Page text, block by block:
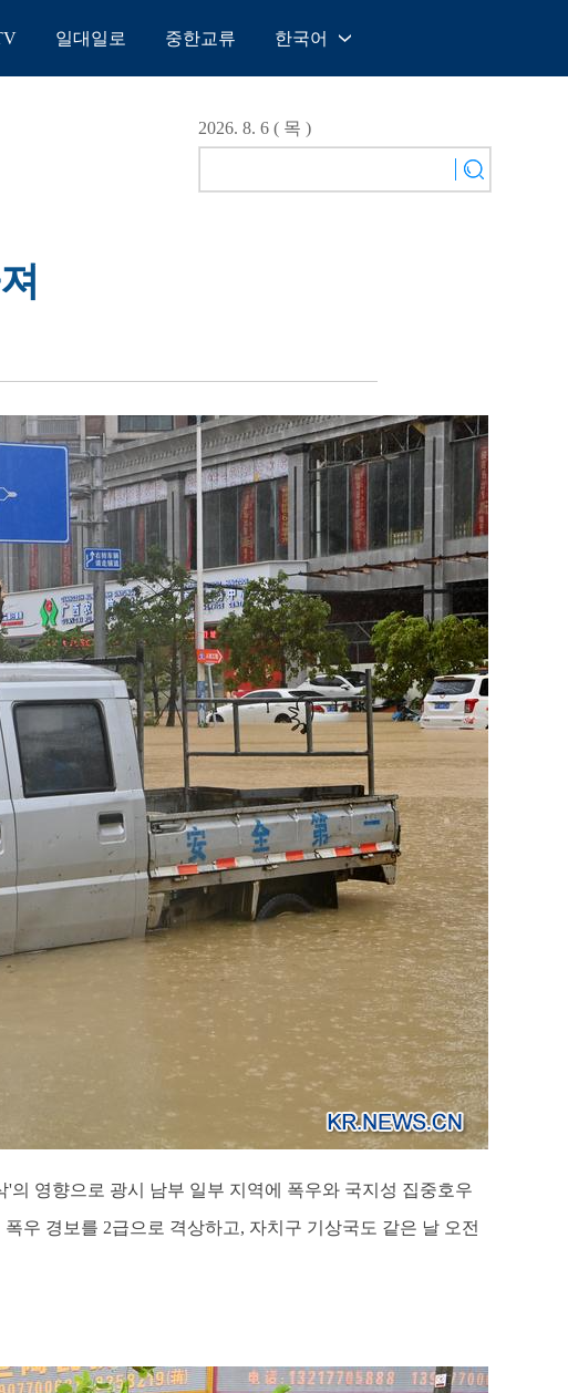
일대일로 중한교류 한국어
English
Español
2026. 8. 6 ( 목 )
영향으로 광시 남부 일부 지역에 폭우와 국지성 집중호우
우 경보를 2급으로 격상하고, 자치구 기상국도 같은 날 오전